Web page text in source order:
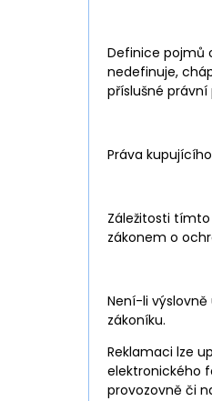
Definice pojmů
nedefinuje,
příslušné právní
Práva
Záležitosti
zákonem o
Není-li
zákoníku.
Reklamaci lze
elektronického
provozovně či